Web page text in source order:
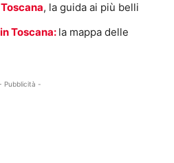
, la guida ai più belli
Toscana: la mappa delle
Pubblicità -